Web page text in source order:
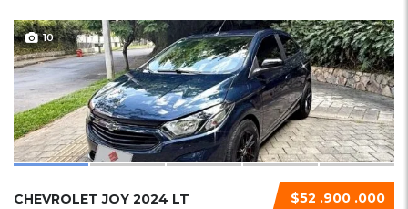
10
$52 .900 .000
CHEVROLET JOY 2024 LT